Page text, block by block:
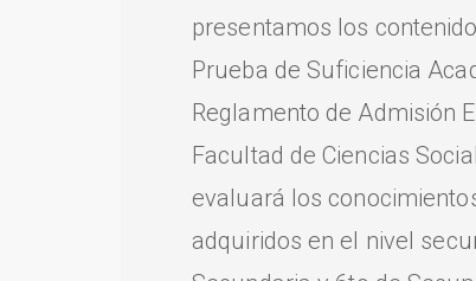
presentamos los
Prueba de Suficiencia
Reglamento de Admisión
Facultad de Ciencias
evaluará los
adquiridos en el nivel